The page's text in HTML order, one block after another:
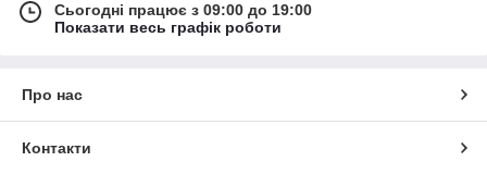
Сьогодні працює з 09:00 до 19:00
Показати весь графік роботи
Про нас
Контакти